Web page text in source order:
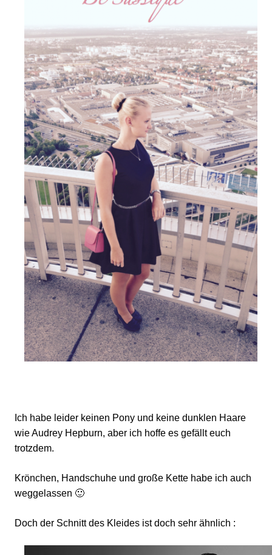
Ich habe leider keinen Pony und keine dunklen Haare
wie Audrey Hepburn, aber ich hoffe es gefällt euch
trotzdem.
Krönchen, Handschuhe und große Kette habe ich auch
weggelassen 🙂
Doch der Schnitt des Kleides ist doch sehr ähnlich :